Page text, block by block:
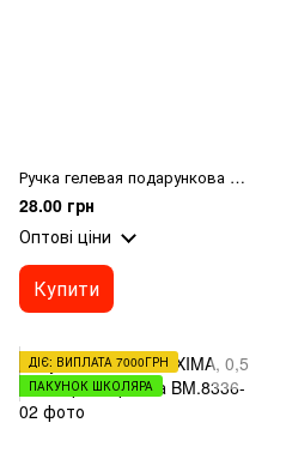
Ручка гелевая подарункова "Діамант"
28.00 грн
Оптові ціни
Купити
ДІЄ: ВИПЛАТА 7000ГРН
ПАКУНОК ШКОЛЯРА